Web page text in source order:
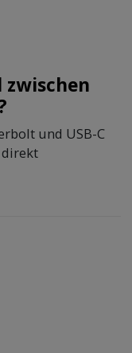
zwischen
und USB-C